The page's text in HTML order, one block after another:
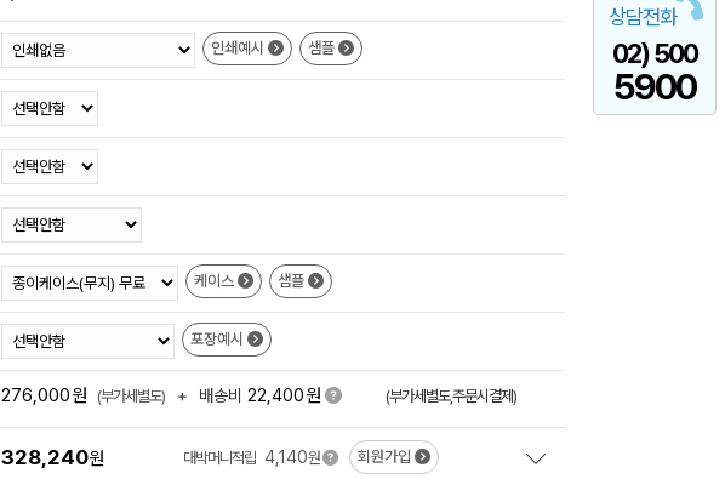
상담전화
02) 500
5900
인쇄예시 샘플
케이스 샘플
포장예시
276,000원 (부가세별도) + 배송비 22,400원 (부가세별도,주문시결제)
328,240원 대박머니적립 4,140원 회원가입